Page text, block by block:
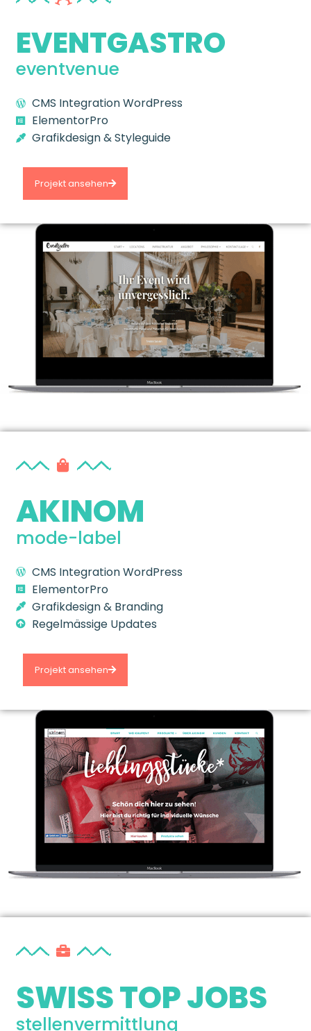
EVENTGASTRO
eventvenue
CMS IntegrationWordPress
ElementorPro
Grafikdesign & Styleguide
Projekt ansehen
AKINOM
mode-label
CMS IntegrationWordPress
ElementorPro
Grafikdesign & Branding
Regelmässige Updates
Projekt ansehen
SWISS TOP JOBS
stellenvermittlung